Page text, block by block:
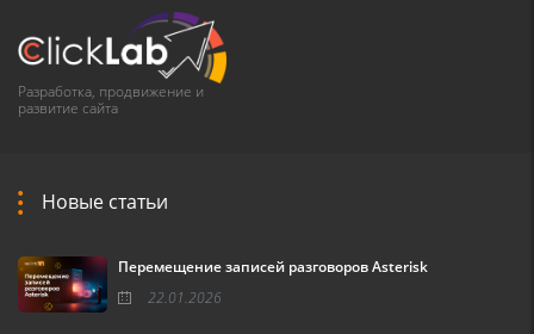
Разработка, продвижение и
развитие сайта
Новые статьи
Перемещение записей разговоров Asterisk
22.01.2026